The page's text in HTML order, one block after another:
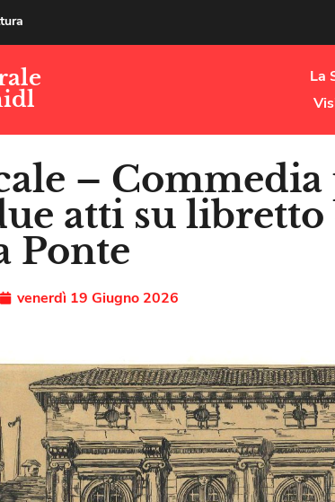
La
– Commedia
atti su
Ponte
venerdì 19 Giugno 2026